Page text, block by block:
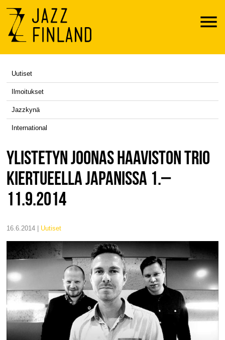
Menu
Uutiset
Ilmoitukset
Jazzkynä
International
YLISTETYN JOONAS HAAVISTON TRIO
KIERTUEELLA JAPANISSA 1.–
11.9.2014
16.6.2014 | uutiset